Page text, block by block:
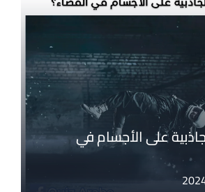
على الأجسام في